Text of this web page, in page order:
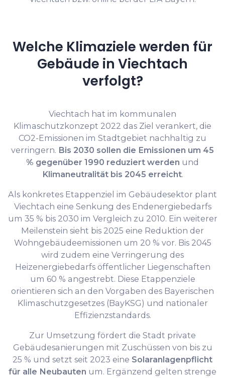
Welche Klimaziele werden für
Gebäude in Viechtach
verfolgt?
Viechtach hat im kommunalen
Klimaschutzkonzept 2022 das Ziel verankert, die
CO2-Emissionen im Stadtgebiet nachhaltig zu
verringern. Bis 2030 sollen die Emissionen um 45
% gegenüber 1990 reduziert werden und
Klimaneutralität bis 2045 erreicht.
Als konkretes Etappenziel im Gebäudesektor plant
Viechtach eine Senkung des Endenergiebedarfs
um 35 % bis 2030 im Vergleich zu 2010. Ein weiterer
Meilenstein sieht bis 2025 eine Reduktion der
Wohngebäudeemissionen um 20 % vor. Bis 2045
wird zudem eine Verringerung des
Heizenergiebedarfs öffentlicher Liegenschaften
um 60 % angestrebt. Diese Etappenziele
orientieren sich an den Vorgaben des Bayerischen
Klimaschutzgesetzes (BayKSG) und nationaler
Effizienzstandards.
Zur Umsetzung fördert die Stadt private
Gebäudesanierungen mit Zuschüssen von bis zu
25 % und setzt seit 2023 eine Solaranlagenpflicht
für alle Neubauten um. Ergänzend gelten strenge